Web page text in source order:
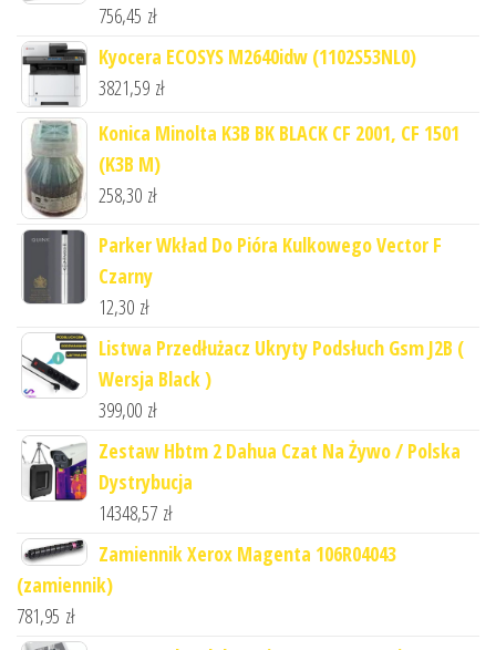
756,45 zł
Kyocera ECOSYS M2640idw (1102S53NL0)
3821,59 zł
Konica Minolta K3B BK BLACK CF 2001, CF 1501
(K3B M)
258,30 zł
Parker Wkład Do Pióra Kulkowego Vector F
Czarny
12,30 zł
Listwa Przedłużacz Ukryty Podsłuch Gsm J2B (
Wersja Black )
399,00 zł
Zestaw Hbtm 2 Dahua Czat Na Żywo / Polska
Dystrybucja
14348,57 zł
Zamiennik Xerox Magenta 106R04043
(zamiennik)
781,95 zł